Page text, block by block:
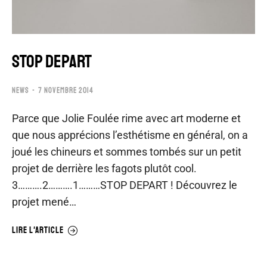
STOP DEPART
NEWS 7 NOVEMBRE 2014
Parce que Jolie Foulée rime avec art moderne et
que nous apprécions l’esthétisme en général, on a
joué les chineurs et sommes tombés sur un petit
projet de derrière les fagots plutôt cool.
3……….2……….1………STOP DEPART ! Découvrez le
projet mené…
LIRE L'ARTICLE